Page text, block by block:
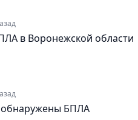
в Воронежской области
обнаружены БПЛА